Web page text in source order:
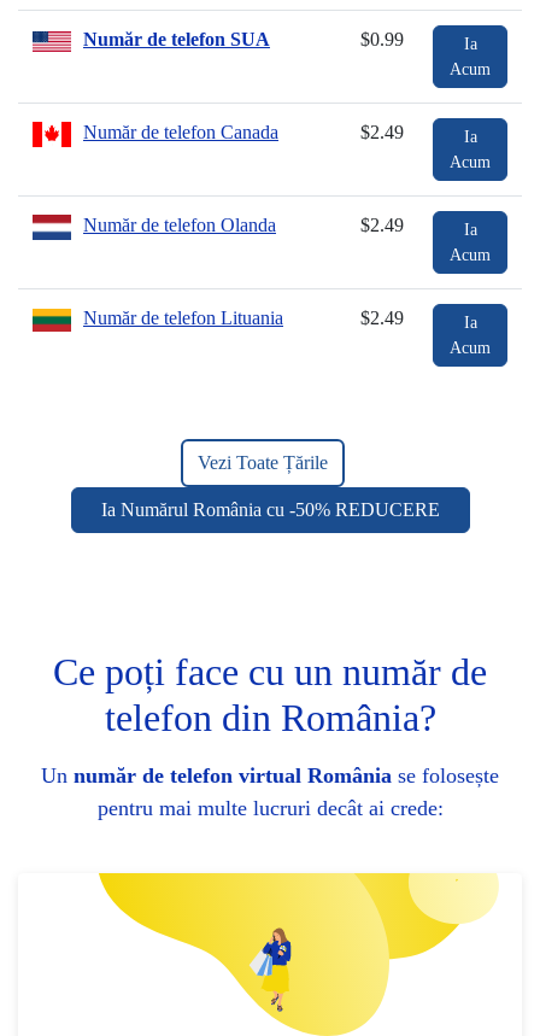
Număr de telefon SUA $0.99
Ia
Acum
Număr de telefon Canada $2.49
Ia
Acum
Număr de telefon Olanda $2.49
Ia
Acum
Număr de telefon Lituania $2.49
Ia
Acum
Vezi Toate Țările
Ia Numărul România cu -50% REDUCERE
Ce poți face cu un număr de
telefon din România?
Un număr de telefon virtual România se folosește
pentru mai multe lucruri decât ai crede: